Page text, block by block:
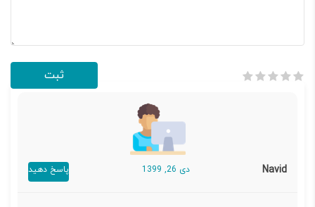
Navid دی 26, 1399 پاسخ دهید